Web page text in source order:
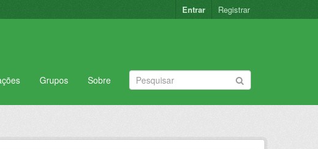
Entrar Registrar
Grupos Sobre